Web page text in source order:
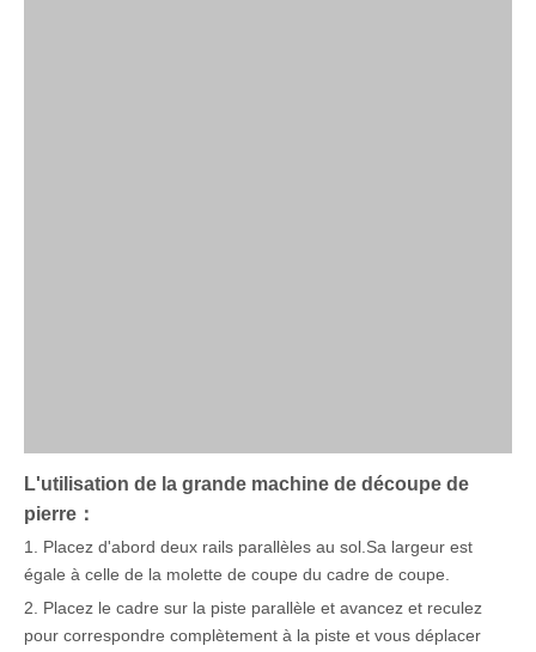
L'utilisation de la grande machine de découpe de
pierre：
1. Placez d'abord deux rails parallèles au sol.Sa largeur est
égale à celle de la molette de coupe du cadre de coupe.
2. Placez le cadre sur la piste parallèle et avancez et reculez
pour correspondre complètement à la piste et vous déplacer